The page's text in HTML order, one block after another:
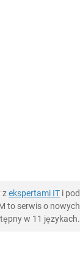
zekspertami IT i pod
to serwis o nowych
w 11 językach.